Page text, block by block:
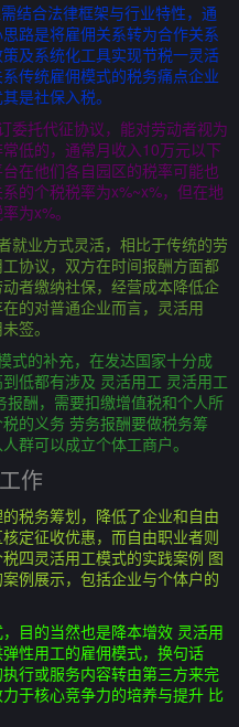
结合法律框架与行业特性，通
路是将雇佣关系转为合作关系
及系统化工具实现节税一灵活
传统雇佣模式的税务痛点企业
是社保入税。
委托代征协议，能对劳动者视为
低的，通常月收入10万元以下
在他们各自园区的税率可能也
的个税税率为x%~x%，但在地
为x%。
就业方式灵活，相比于传统的劳
协议，双方在时间报酬方面都
者缴纳社保，经营成本降低企
的对普通企业而言，灵活用
签。
式的补充，在发达国家十分成
低都有涉及 灵活用工 灵活用工
酬，需要扣缴增值税和个人所
的义务 劳务报酬要做税务筹
群可以成立个体工商户。
作
税务筹划，降低了企业和自由
定征收优惠，而自由职业者则
四灵活用工模式的实践案例 图
例展示，包括企业与个体户的
目的当然也是降本增效 灵活用
性用工的雇佣模式，换句话
行或服务内容转由第三方来完
于核心竞争力的培养与提升 比